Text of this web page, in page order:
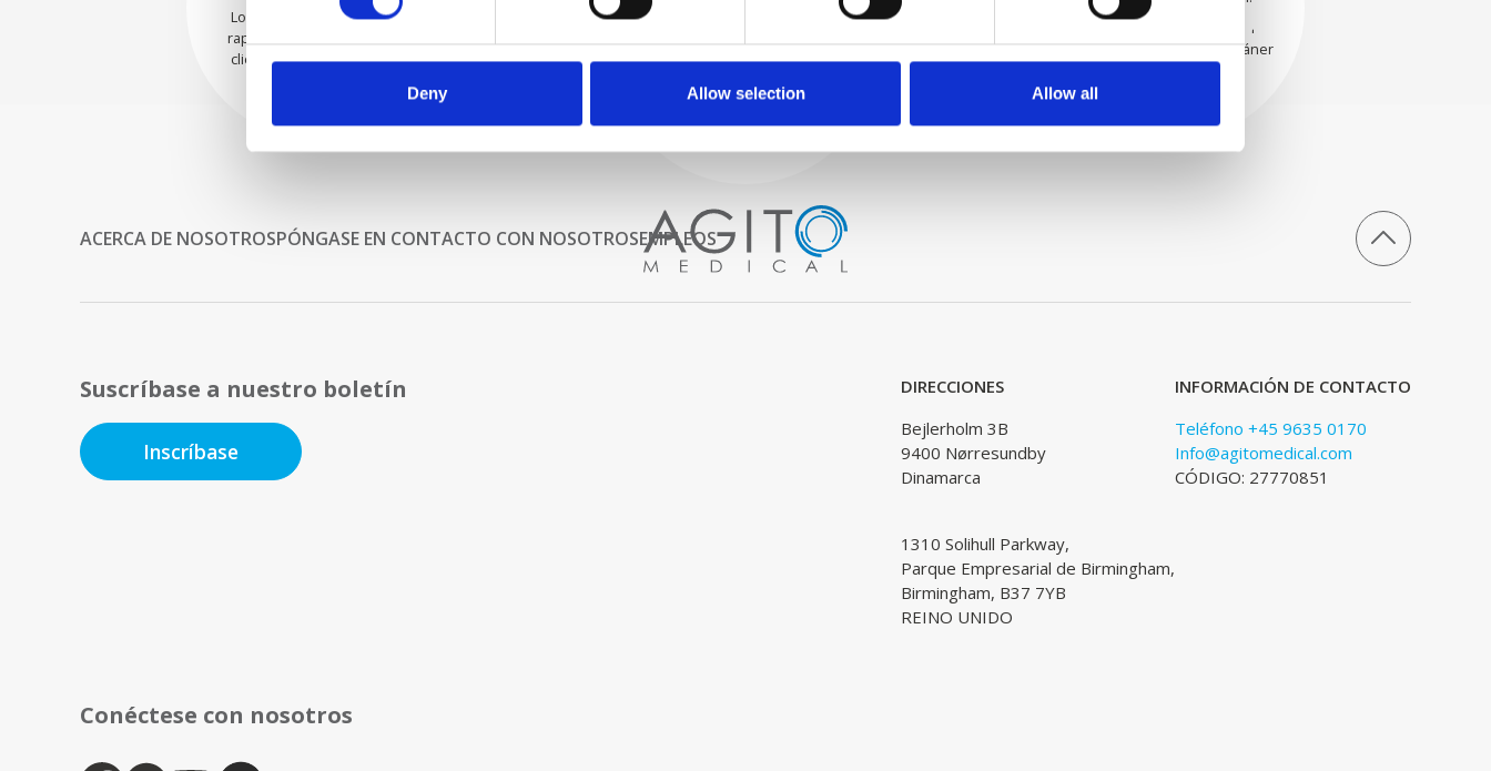
Deny Allow selection Allow all
Comenzamos por seleccionar
cuidadosamente escáneres de
imágenes de alta calidad
Nuestros técnicos
experimentados evalúan
cuidadosamente cada escáner
y sus componentes.
Los pedidos se envían con
rapidez a nuestros valiosos
clientes en todo el mundo.
ACERCA DE NOSOTROSPÓNGASE EN CONTACTO CON NOSOTROSEMPLEOS
Suscríbase a nuestro boletín
Inscríbase
DIRECCIONES
Bejlerholm 3B
9400 Nørresundby
Dinamarca
1310 Solihull Parkway,
Parque Empresarial de Birmingham,
Birmingham, B37 7YB
REINO UNIDO
INFORMACIÓN DE CONTACTO
Teléfono +45 9635 0170
Info@agitomedical.com
CÓDIGO: 27770851
Conéctese con nosotros